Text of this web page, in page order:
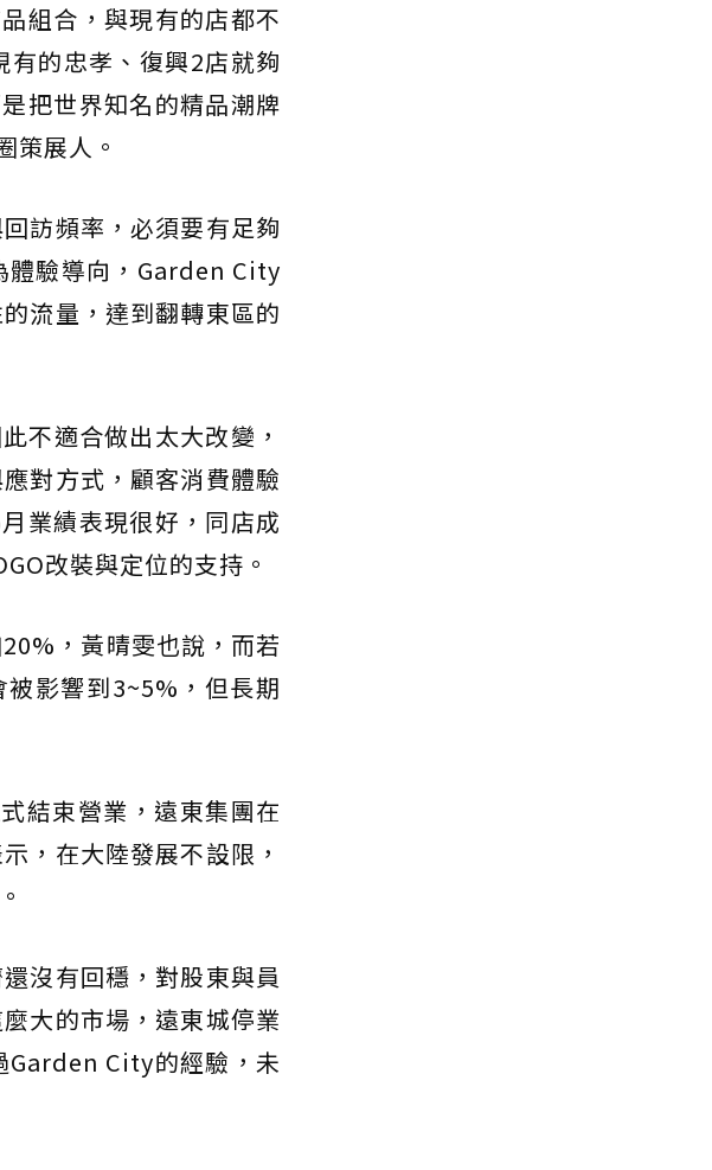
組合，與現有的店都不
的忠孝、復興2店就夠
把世界知名的精品潮牌
策展人。
訪頻率，必須要有足夠
體驗導向，Garden City
流量，達到翻轉東區的
不適合做出太大改變，
對方式，顧客消費體驗
業績表現很好，同店成
改裝與定位的支持。
，黃晴雯也說，而若
影響到3~5%，但長期
結束營業，遠東集團在
，在大陸發展不設限，
沒有回穩，對股東與員
大的市場，遠東城停業
Garden City的經驗，未